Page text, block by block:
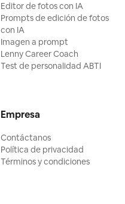
Editor de fotos con IA
Prompts de edición de fotos
con IA
Imagen a prompt
Lenny Career Coach
Test de personalidad ABTI
Empresa
Contáctanos
Política de privacidad
Términos y condiciones